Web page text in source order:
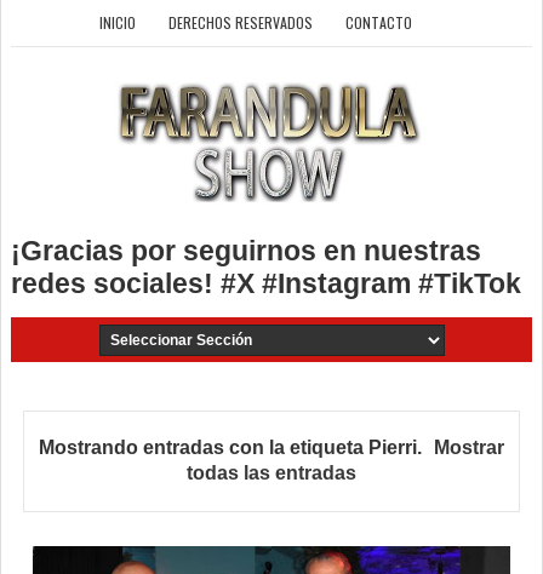
INICIO DERECHOS RESERVADOS CONTACTO
¡Gracias por seguirnos en nuestras
redes sociales! #X #Instagram #TikTok
Mostrando entradas con la etiqueta Pierri.
Mostrar
todas las entradas